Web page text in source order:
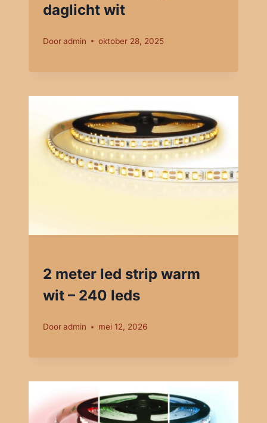
daglicht wit
Dooradmin oktober 28, 2025
2 meter led strip warm
wit – 240 leds
Dooradmin mei 12, 2026